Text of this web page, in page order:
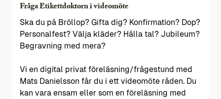
Fråga Etikettdoktorn i videomöte
Ska du på Bröllop? Gifta dig? Konfirmation? Dop?
Personalfest? Välja kläder? Hålla tal? Jubileum?
Begravning med mera?
Vi en digital privat föreläsning/frågestund med
Mats Danielsson får du i ett videomöte råden. Du
kan vara ensam eller som en föreläsning med